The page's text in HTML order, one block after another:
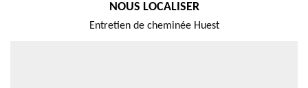
NOUS LOCALISER
Entretien de cheminée Huest